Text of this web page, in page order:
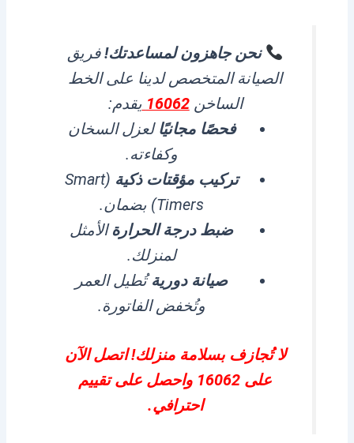
نحن جاهزون لمساعدتك!فريق
الصيانة المتخصص لدينا على الخط
الساخن 16062 يقدم:
فحصًا مجانيًا لعزل السخان
وكفاءته.
تركيب مؤقتات ذكية (Smart
Timers) بضمان.
ضبط درجة الحرارةالأمثل
لمنزلك.
صيانة دوريةتُطيل العمر
وتُخفض الفاتورة.
لا تُجازف بسلامة منزلك! اتصل الآن
على 16062 واحصل على تقييم
احترافي.